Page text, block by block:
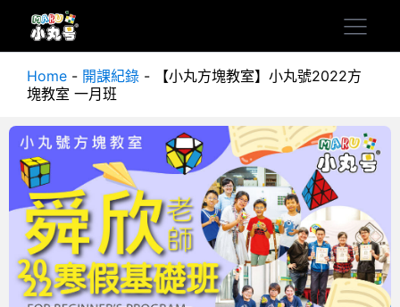
Home - 開課紀錄 -
【小丸方塊教室】小丸號2022方
塊教室 一月班